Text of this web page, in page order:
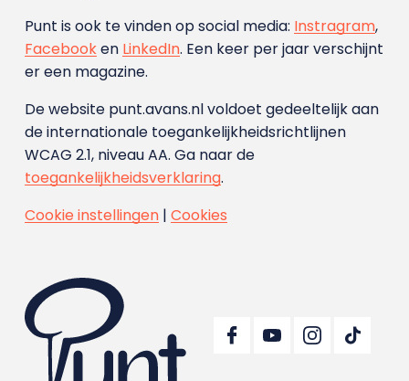
Punt is ook te vinden op social media: Instragram,
Facebooken LinkedIn. Een keer per jaar verschijnt
er een magazine.
De website punt.avans.nl voldoet gedeeltelijk aan
de internationale toegankelijkheidsrichtlijnen
WCAG 2.1, niveau AA. Ga naar de
toegankelijkheidsverklaring.
Cookie instellingen| Cookies